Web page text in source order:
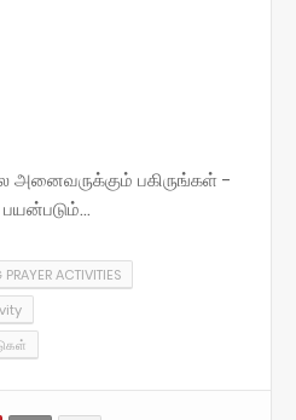
பகிருங்கள் -
ACTIVITIES